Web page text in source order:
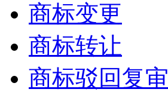
商标变更
商标转让
商标驳回复审